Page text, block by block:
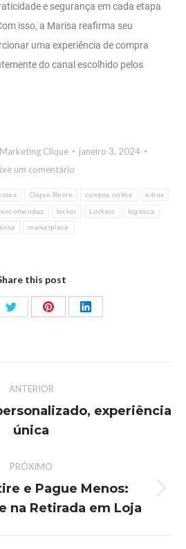
e segurança em cada etapa
isso, a Marisa reafirma seu
uma experiência de compra
do canal escolhido pelos
Marketing Clique
janeiro 3, 2024
um comentário
Clique Retire compra online e-box
encomendas locker Lockers logistica
marketplace
this post
ANTERIOR
experiência
única
PRÓXIMO
e Pague Menos:
na Retirada em Loja